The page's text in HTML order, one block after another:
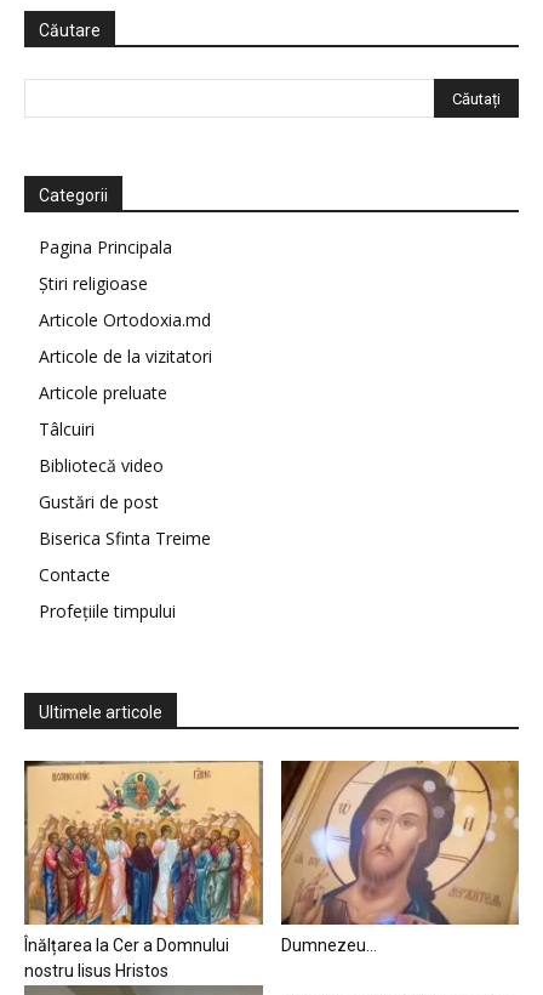
Căutare
Categorii
Pagina Principala
Știri religioase
Articole Ortodoxia.md
Articole de la vizitatori
Articole preluate
Tâlcuiri
Bibliotecă video
Gustări de post
Biserica Sfinta Treime
Contacte
Profețiile timpului
Ultimele articole
Înălțarea la Cer a Domnului
nostru Iisus Hristos
Dumnezeu…